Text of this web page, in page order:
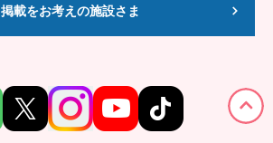
掲載をお考えの施設さま